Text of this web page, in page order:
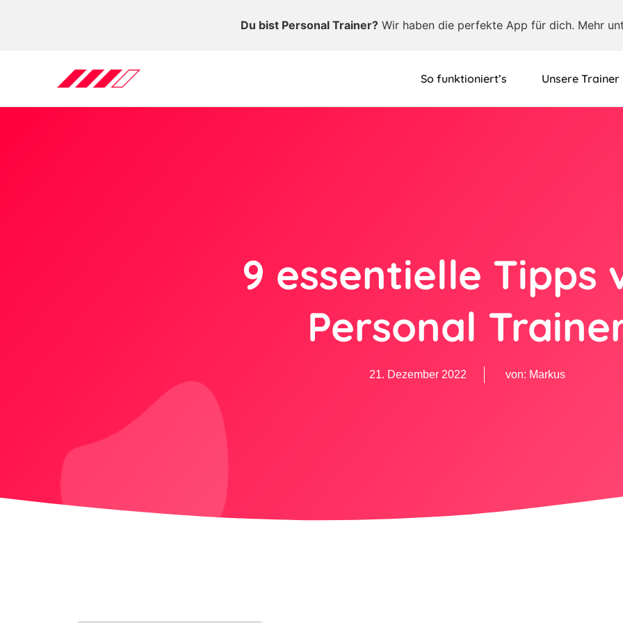
Du bist Personal Trainer? Wir haben die perfekte App für dich. Mehr
So funktioniert’s Unsere Trainer
9 essentielle Tipps
Personal
21. Dezember 2022 von: Markus